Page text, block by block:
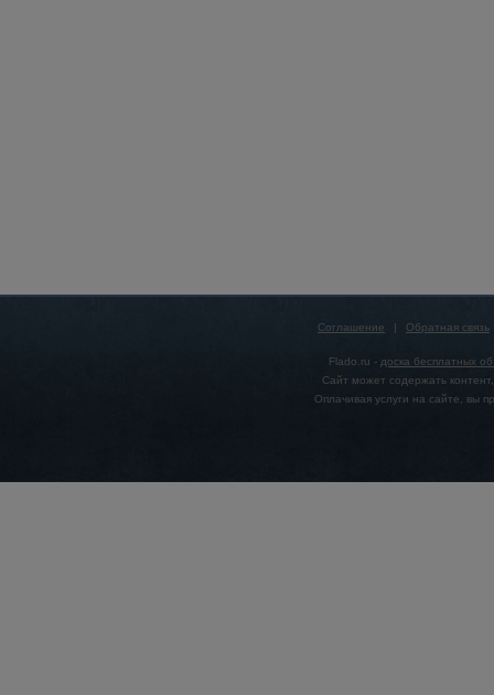
Соглашение | Обратная связь
Flado.ru - доска бесплатных
Сайт может содержать
Оплачивая услуги на сайте, вы